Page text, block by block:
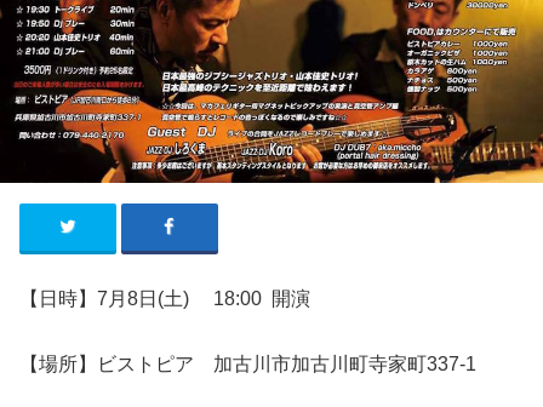
【日時】7 月8日(土) 18:00 開演
【場所】ビストピア 加古川市加古川町寺家町337-1